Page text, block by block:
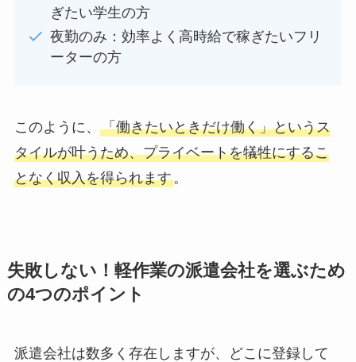
ぎたい学生の方
夜勤のみ：効率よく高時給で稼ぎたいフリ
ーターの方
このように、 「働きたいときだけ働く」というス
タイルが叶うため、プライベートを犠牲にするこ
となく収入を得られます。
失敗しない！軽作業の派遣会社を選ぶため
の4つのポイント
派遣会社は数多く存在しますが、どこに登録して